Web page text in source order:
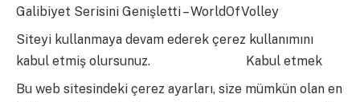
Galibiyet Serisini Genişletti – WorldOfVolley
Siteyi kullanmaya devam ederek çerez kullanımını
kabul etmiş olursunuz.
Kabul etmek
Bu web sitesindeki çerez ayarları, size mümkün olan en